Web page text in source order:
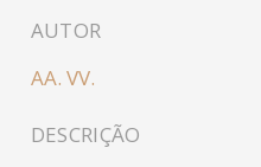
AUTOR
AA. VV.
DESCRIÇÃO